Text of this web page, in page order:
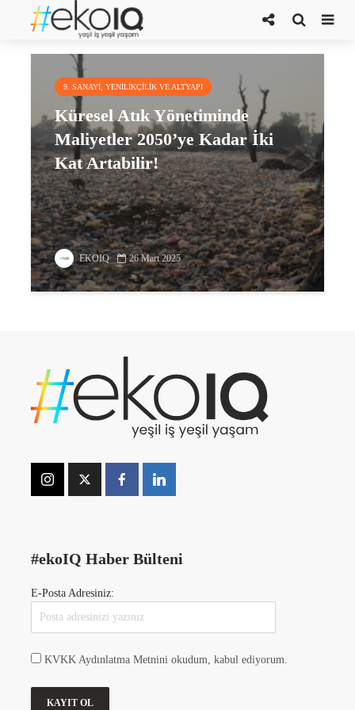
biyolösleme
9. SANAYI, YENILIKÇILIK VE ALTYAPI
Küresel Atık Yönetiminde
Maliyetler 2050’ye Kadar İki
Kat Artabilir!
EKOIQ 26 Mart 2025
#ekoIQ Haber Bülteni
E-Posta Adresiniz:
KVKK Aydınlatma Metnini okudum, kabul ediyorum.